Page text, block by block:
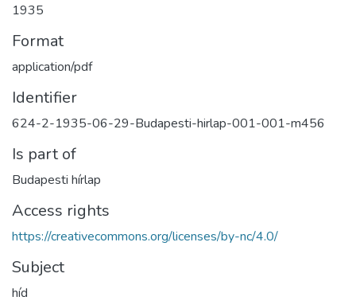
1935
Format
application/pdf
Identifier
624-2-1935-06-29-Budapesti-hirlap-001-001-m456
Is part of
Budapesti hírlap
Access rights
https://creativecommons.org/licenses/by-nc/4.0/
Subject
híd